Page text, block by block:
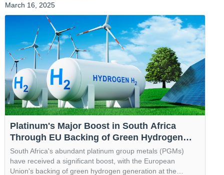
March 16, 2025
Platinum's Major Boost in South Africa
Through EU Backing of Green Hydrogen
Generation - Resource Digest - Mining and
Industry Magazine
South Africa's abundant platinum group metals (PGMs)
have received a significant boost, with the European
Union's backing of green hydrogen generation at the…